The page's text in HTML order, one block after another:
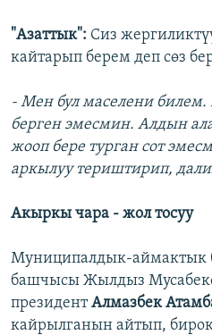
"Азаттык": Сиз
кайтарып берем деп сөз
- Мен бул маселени билем.
берген эмесмин. Алдын
жооп бере турган сот
аркылуу териштирип,
Акыркы чара - жол тосуу
Муниципалдык-аймактык
башчысы Жылдыз
президентАлмазбек
кайрылганын айтып,